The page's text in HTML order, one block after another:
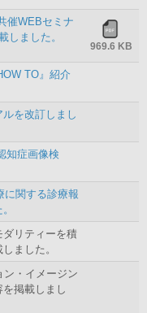
催WEBセミナ
しました。
969.6 KB
TO』紹介
を改訂しまし
知症画像検
に関する診療報
リティーを積
ました。
ン・イメージン
掲載しまし